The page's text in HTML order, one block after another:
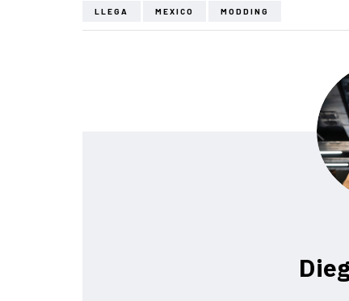
LLEGA MEXICO MODDING